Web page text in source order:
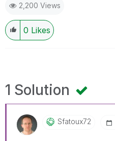
2,200 Views
0 Likes
1 Solution
Sfatoux72